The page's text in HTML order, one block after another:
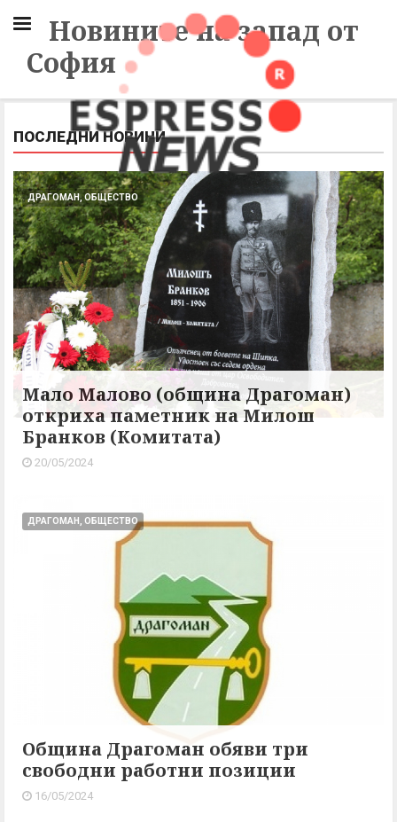
Новините на запад от
София
ПОСЛЕДНИ НОВИНИ
ДРАГОМАН, ОБЩЕСТВО
Мало Малово (община Драгоман)
откриха паметник на Милош
Бранков (Комитата)
20/05/2024
ДРАГОМАН, ОБЩЕСТВО
Община Драгоман обяви три
свободни работни позиции
16/05/2024